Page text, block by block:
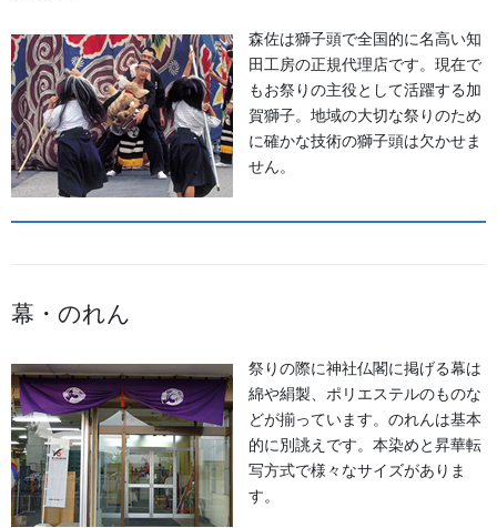
森景楽天市場店でお祭り用品多数販売中!!
森佐は獅子頭で全国的に名高い知
田工房の正規代理店です。現在で
もお祭りの主役として活躍する加
賀獅子。地域の大切な祭りのため
に確かな技術の獅子頭は欠かせま
せん。
幕・のれん
祭りの際に神社仏閣に掲げる幕は
綿や絹製、ポリエステルのものな
どが揃っています。のれんは基本
的に別誂えです。本染めと昇華転
写方式で様々なサイズがありま
す。